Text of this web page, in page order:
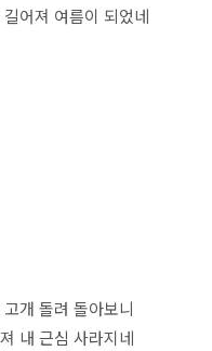
어져 여름이 되었네
개 돌려 돌아보니
내 근심 사라지네